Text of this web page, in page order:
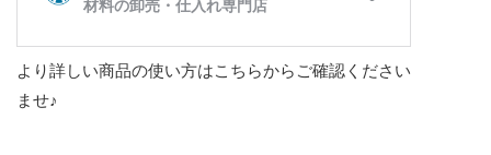
より詳しい商品の使い方はこちらからご確認ください
ませ♪